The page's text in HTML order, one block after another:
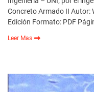
Concreto Armado II Autor:
Edición Formato: PDF
Leer Mas